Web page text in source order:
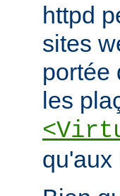
httpd
sites
portée
les
qu'aux